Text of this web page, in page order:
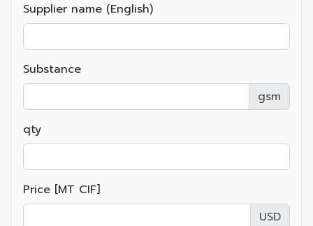
Supplier name (English)
Substance
gsm
qty
Price [MT CIF]
USD